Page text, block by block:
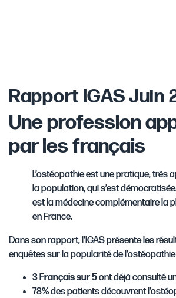
Rapport IGAS Juin
Une profession
par les français
L’ostéopathie est une pratique, très
la population, qui s’est
est la médecine complémentaire la
en France.
Dans son rapport, l’IGAS présente les
enquêtes sur la popularité de
3 Français sur 5ont déjà consulté
78% des patients découvrent